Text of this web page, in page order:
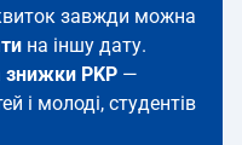
завжди можна
на іншу дату.
знижки PKP —
і молоді, студентів